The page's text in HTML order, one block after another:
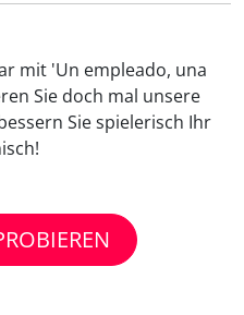
mit 'Un empleado, una
Sie doch mal unsere
Sie spielerisch Ihr